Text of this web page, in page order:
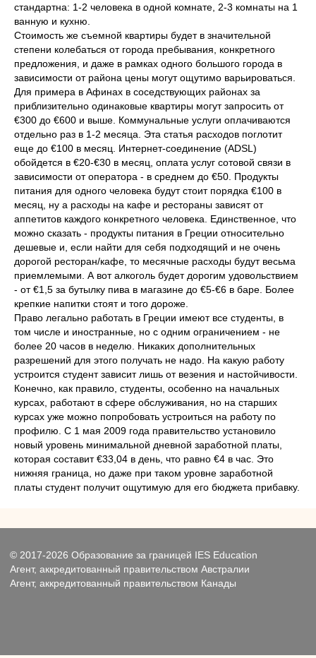
стандартна: 1-2 человека в одной комнате, 2-3 комнаты на 1
ванную и кухню.
Стоимость же съемной квартиры будет в значительной
степени колебаться от города пребывания, конкретного
предложения, и даже в рамках одного большого города в
зависимости от района цены могут ощутимо варьироваться.
Для примера в Афинах в соседствующих районах за
приблизительно одинаковые квартиры могут запросить от
€300 до €600 и выше. Коммунальные услуги оплачиваются
отдельно раз в 1-2 месяца. Эта статья расходов поглотит
еще до €100 в месяц. Интернет-соединение (ADSL)
обойдется в €20-€30 в месяц, оплата услуг сотовой связи в
зависимости от оператора - в среднем до €50. Продукты
питания для одного человека будут стоит порядка €100 в
месяц, ну а расходы на кафе и рестораны зависят от
аппетитов каждого конкретного человека. Единственное, что
можно сказать - продукты питания в Греции относительно
дешевые и, если найти для себя подходящий и не очень
дорогой ресторан/кафе, то месячные расходы будут весьма
приемлемыми. А вот алкоголь будет дорогим удовольствием
- от €1,5 за бутылку пива в магазине до €5-€6 в баре. Более
крепкие напитки стоят и того дороже.
Право легально работать в Греции имеют все студенты, в
том числе и иностранные, но с одним ограничением - не
более 20 часов в неделю. Никаких дополнительных
разрешений для этого получать не надо. На какую работу
устроится студент зависит лишь от везения и настойчивости.
Конечно, как правило, студенты, особенно на начальных
курсах, работают в сфере обслуживания, но на старших
курсах уже можно попробовать устроиться на работу по
профилю. С 1 мая 2009 года правительство установило
новый уровень минимальной дневной заработной платы,
которая составит €33,04 в день, что равно €4 в час. Это
нижняя граница, но даже при таком уровне заработной
платы студент получит ощутимую для его бюджета прибавку.
© 2017-2026 Образование за границей IES Education
Агент, аккредитованный правительством Австралии
Агент, аккредитованный правительством Канады